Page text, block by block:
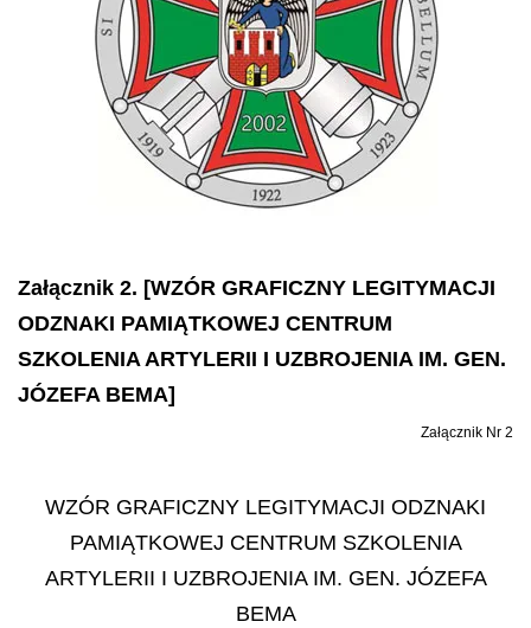
Załącznik 2. [WZÓR GRAFICZNY LEGITYMACJI
ODZNAKI PAMIĄTKOWEJ CENTRUM
SZKOLENIA ARTYLERII I UZBROJENIA IM. GEN.
JÓZEFA BEMA]
Załącznik Nr 2
WZÓR GRAFICZNY LEGITYMACJI ODZNAKI
PAMIĄTKOWEJ CENTRUM SZKOLENIA
ARTYLERII I UZBROJENIA IM. GEN. JÓZEFA
BEMA